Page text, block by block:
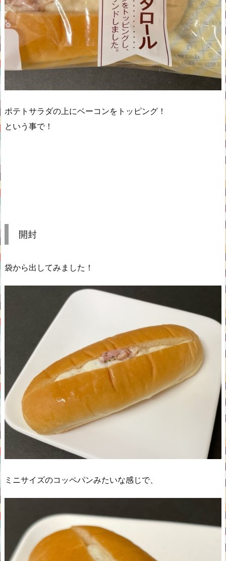
ポテトサラダの上にベーコンをトッピング！
という事で！
開封
袋から出してみました！
ミニサイズのコッペパンみたいな感じで、